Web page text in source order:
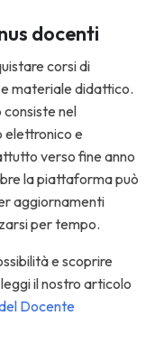
docenti
corsi di
materiale didattico.
nel
elettronico e
verso fine anno
la piattaforma può
aggiornamenti
per tempo.
e scoprire
il nostro articolo
Docente